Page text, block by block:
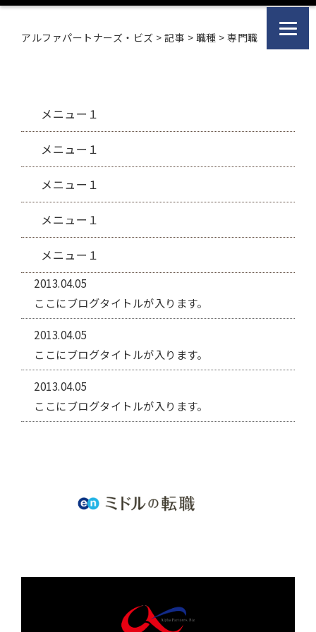
アルファパートナーズ・ビズ > 記事 > 職種 > 専門職
メニュー１
メニュー１
メニュー１
メニュー１
メニュー１
2013.04.05
ここにブログタイトルが入ります。
2013.04.05
ここにブログタイトルが入ります。
2013.04.05
ここにブログタイトルが入ります。